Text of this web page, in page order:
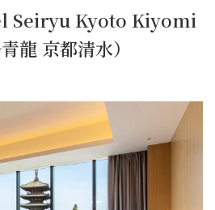
Seiryu Kyoto Kiyomi
龍 京都清水）